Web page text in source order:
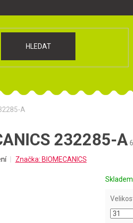
HLEDAT
A
232285-A
Značka: BIOMECANICS
Skladem